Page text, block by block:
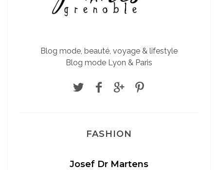
Blog mode, beauté, voyage & lifestyle
Blog mode Lyon & Paris
FASHION
Josef Dr Martens